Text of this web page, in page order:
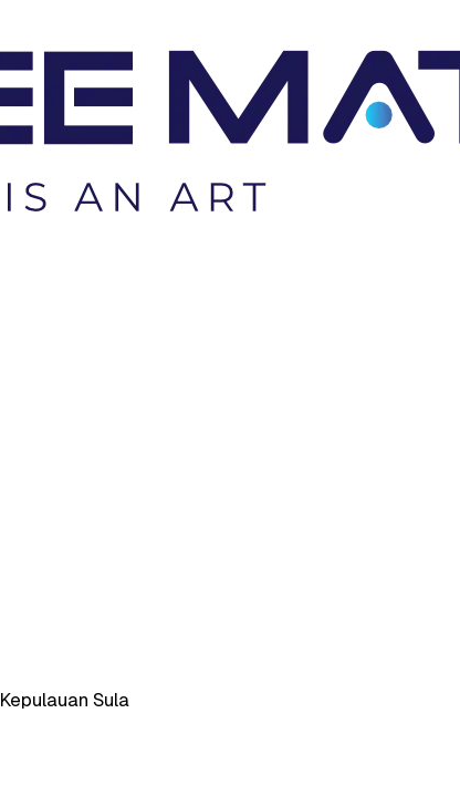
Kepulauan Sula